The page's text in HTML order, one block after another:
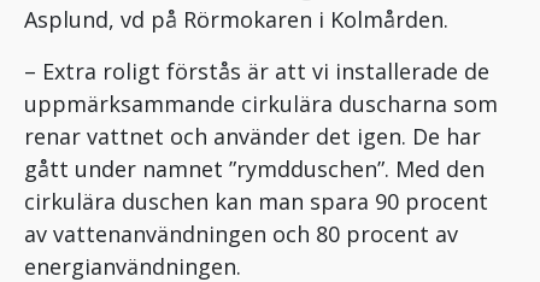
Asplund, vd på Rörmokaren i Kolmården.
– Extra roligt förstås är att vi installerade de
uppmärksammande cirkulära duscharna som
renar vattnet och använder det igen. De har
gått under namnet ”rymd­duschen”. Med den
cirkulära duschen kan man spara 90 procent
av vattenanvändningen och 80 procent av
energi­användningen.